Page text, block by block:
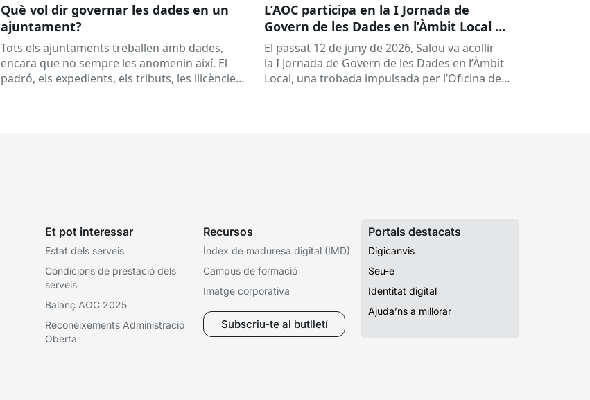
Què vol dir governar les dades en un
ajuntament?
Tots els ajuntaments treballen amb dades,
encara que no sempre les anomenin així. El
padró, els expedients, els tributs, les llicències,
L’AOC participa en la I Jornada de
Govern de les Dades en l’Àmbit Local a
Salou
El passat 12 de juny de 2026, Salou va acollir
la I Jornada de Govern de les Dades en l’Àmbit
Local, una trobada impulsada per l’Oficina de
Et pot interessar
Estat dels serveis
Condicions de prestació dels
serveis
Balanç AOC 2025
Reconeixements Administració
Oberta
Recursos
Índex de maduresa digital (IMD)
Campus de formació
Imatge corporativa
Subscriu-te al butlletí
Portals destacats
Digicanvis
Seu-e
Identitat digital
Ajuda’ns a millorar